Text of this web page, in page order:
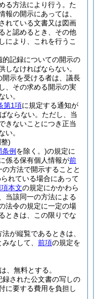
る方法により行う。 た
報の開示にあっては、
れている文書又は図画
と認めるとき、その他
により、これを行うこ
記録についての開示の
しなければならない。
示を受ける者は、議長
、その求める開示の実
い。
第1項に規定する通知が
ならない。 ただし、当
きないことにつき正当
い。
)
例 を除く。)の規定に
係る保有個人情報が前
方法で開示することと
れている場合にあって
本文の規定にかかわら
当該同一の方法による
法令の規定に一定の場
ときは、この限りでな
が縦覧であるときは、
なして、 前項の規定を
、無料とする。
された公文書の写しの
に要する費用を負担し